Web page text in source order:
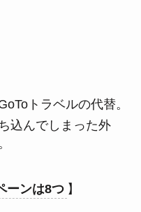
トラベルの代替。
込んでしまった外
ーンは8つ 】